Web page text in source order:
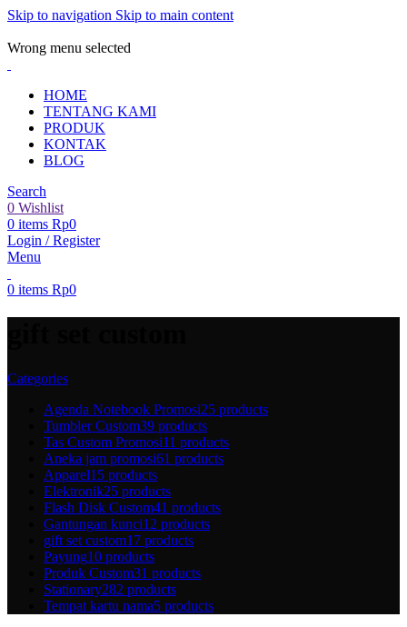
Skip to navigation Skip to main content
Wrong menu selected
HOME
TENTANG KAMI
PRODUK
KONTAK
BLOG
Search
0 Wishlist
0 items Rp0
Login / Register
Menu
0 items Rp0
Categories
Agenda Notebook Promosi25 products
Tumbler Custom39 products
Tas Custom Promosi11 products
Aneka jam promosi61 products
Apparel15 products
Elektronik25 products
Flash Disk Custom41 products
Gantungan kunci12 products
gift set custom17 products
Payung10 products
Produk Custom31 products
Stationary282 products
Tempat kartu nama5 products